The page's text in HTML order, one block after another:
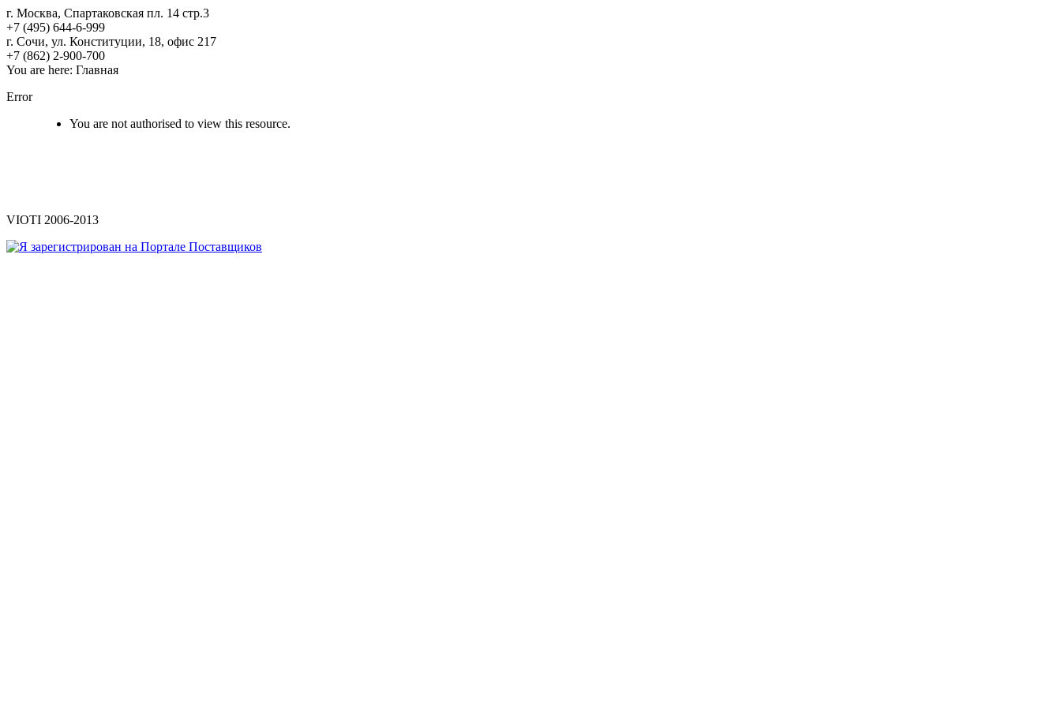
г. Москва, Спартаковская пл. 14 стр.3
+7 (495) 644-6-999
г. Сочи, ул. Конституции, 18, офис 217
+7 (862) 2-900-700
You are here: Главная
Error
You are not authorised to view this resource.
VIOTI 2006-2013